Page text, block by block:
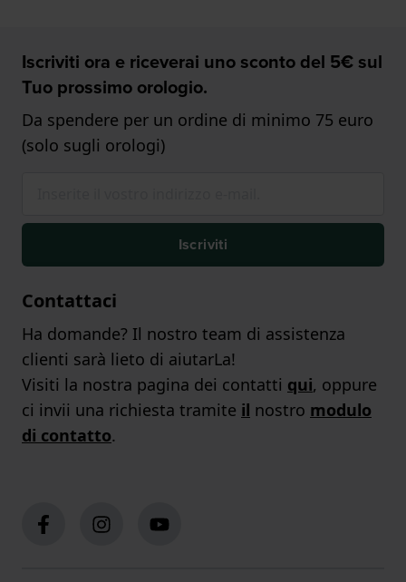
Iscriviti ora e riceverai uno sconto del 5€ sul
Tuo prossimo orologio.
Da spendere per un ordine di minimo 75 euro
(solo sugli orologi)
Iscriviti
Contattaci
Ha domande? Il nostro team di assistenza
clienti sarà lieto di aiutarLa!
Visiti la nostra pagina dei contatti qui, oppure
ci invii una richiesta tramite il nostro modulo
di contatto.